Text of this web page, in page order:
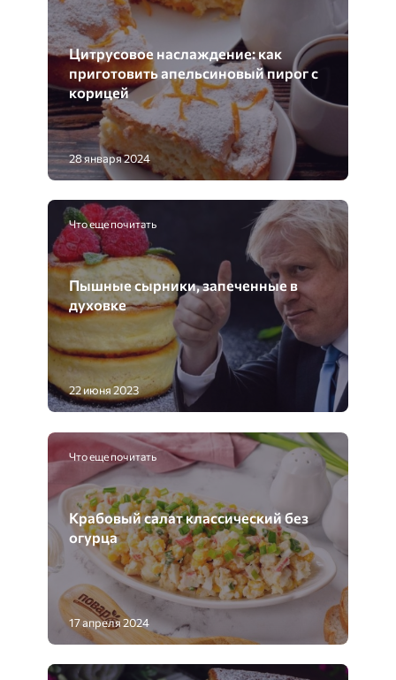
Цитрусовое наслаждение: как
приготовить апельсиновый пирог с
корицей
28 января 2024
Что еще почитать
Пышные сырники, запеченные в
духовке
22 июня 2023
Что еще почитать
Крабовый салат классический без
огурца
17 апреля 2024